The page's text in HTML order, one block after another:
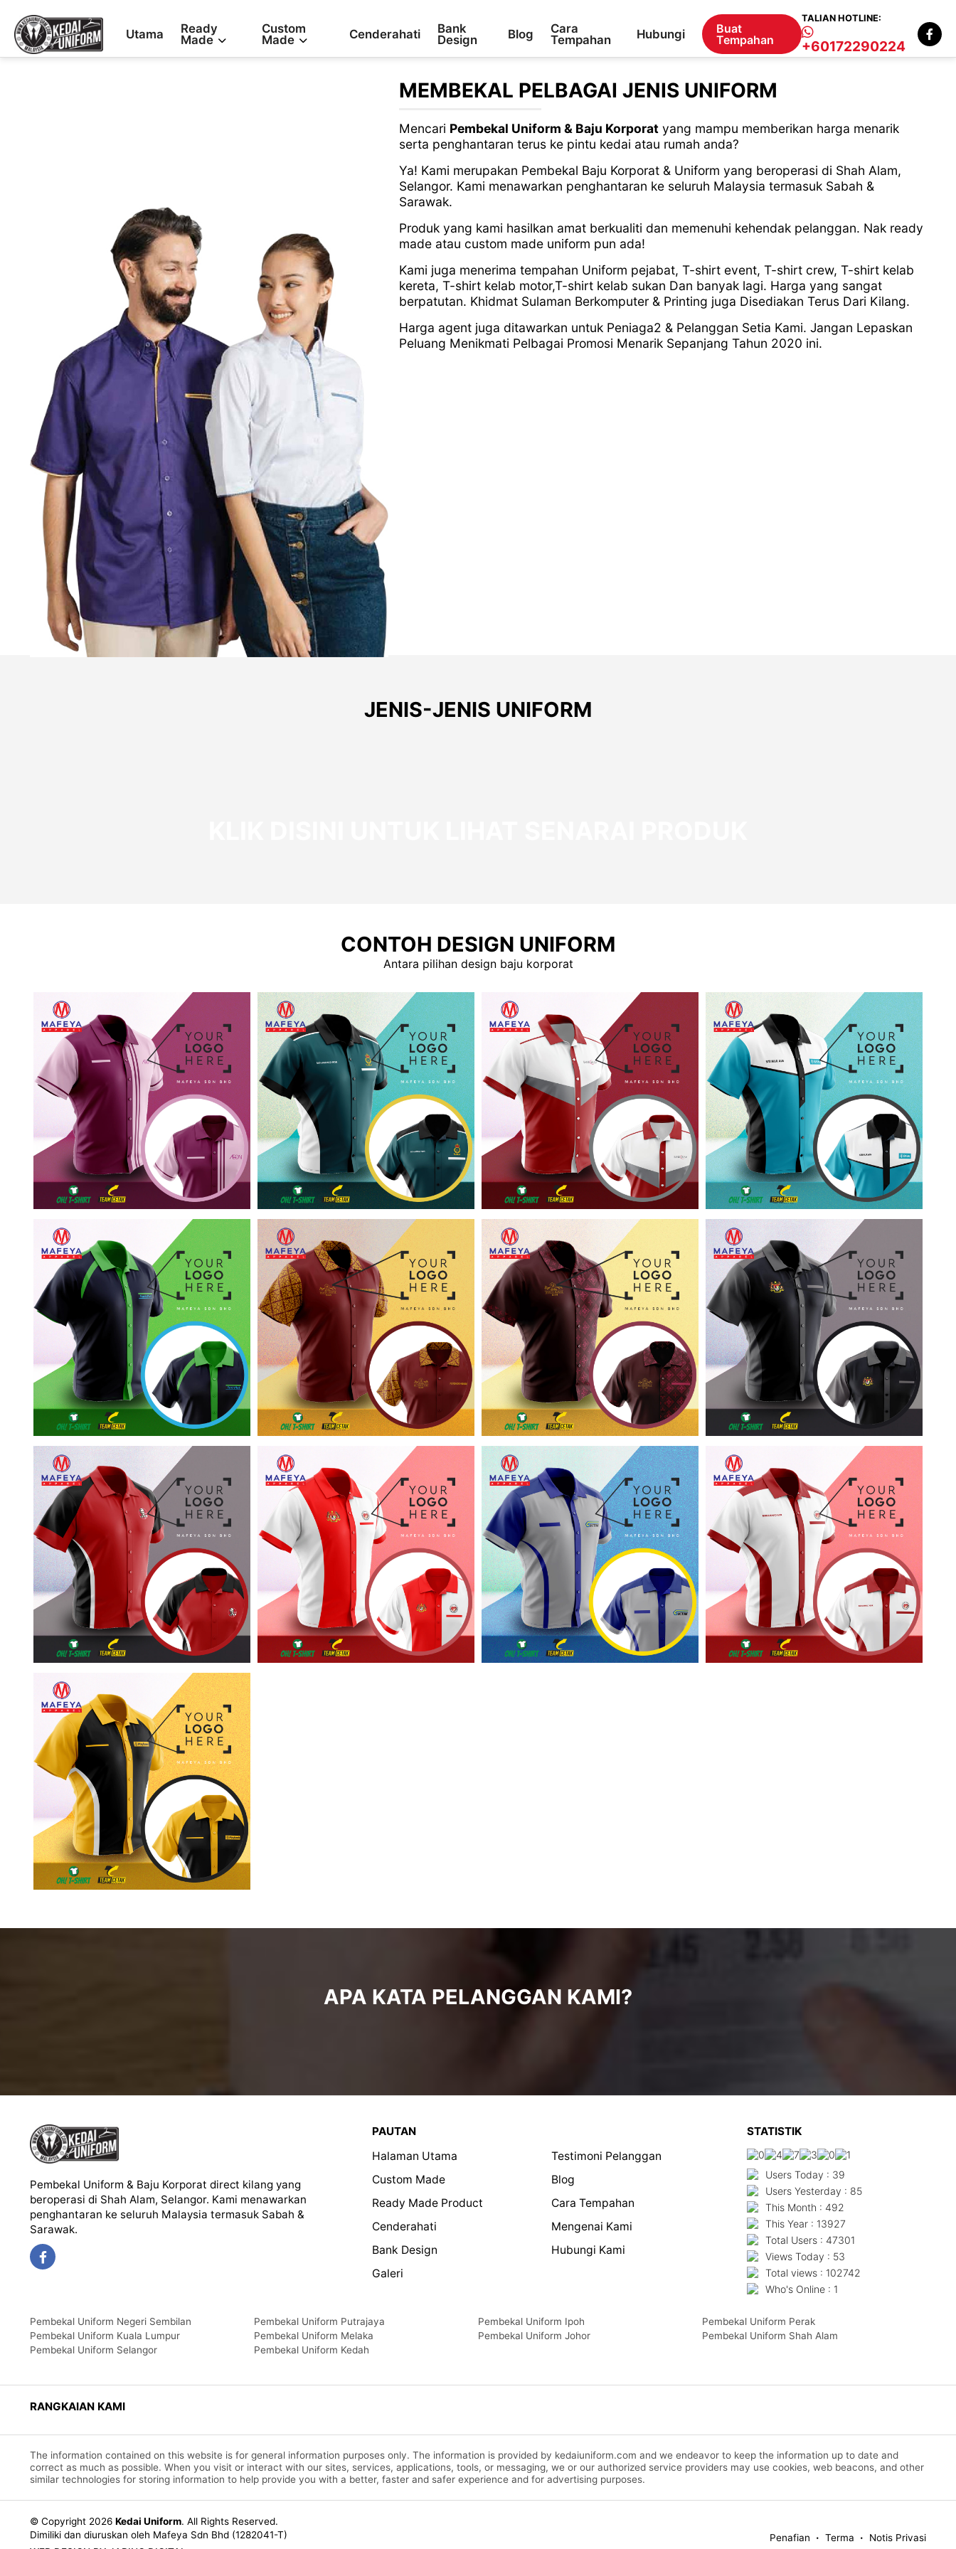
Utama
Ready
Made
Custom
Made
Cenderahati
Bank
Design
Blog
Cara
Tempahan
Hubungi
Buat
Tempahan
TALIAN HOTLINE:
+60172290224
MEMBEKAL PELBAGAI JENIS UNIFORM
Mencari Pembekal Uniform & Baju Korporat yang mampu memberikan harga menarik
serta penghantaran terus ke pintu kedai atau rumah anda?
Ya! Kami merupakan Pembekal Baju Korporat & Uniform yang beroperasi di Shah Alam,
Selangor. Kami menawarkan penghantaran ke seluruh Malaysia termasuk Sabah &
Sarawak.
Produk yang kami hasilkan amat berkualiti dan memenuhi kehendak pelanggan. Nak ready
made atau custom made uniform pun ada!
Kami juga menerima tempahan Uniform pejabat, T-shirt event, T-shirt crew, T-shirt kelab
kereta, T-shirt kelab motor,T-shirt kelab sukan Dan banyak lagi. Harga yang sangat
berpatutan. Khidmat Sulaman Berkomputer & Printing juga Disediakan Terus Dari Kilang.
Harga agent juga ditawarkan untuk Peniaga2 & Pelanggan Setia Kami. Jangan Lepaskan
Peluang Menikmati Pelbagai Promosi Menarik Sepanjang Tahun 2020 ini.
JENIS-JENIS UNIFORM
CONTOH DESIGN UNIFORM
Antara pilihan design baju korporat
APA KATA PELANGGAN KAMI?
Pembekal Uniform & Baju Korporat direct kilang yang
beroperasi di Shah Alam, Selangor. Kami menawarkan
penghantaran ke seluruh Malaysia termasuk Sabah &
Sarawak.
PAUTAN
Halaman Utama
Custom Made
Ready Made Product
Cenderahati
Bank Design
Galeri
Testimoni Pelanggan
Blog
Cara Tempahan
Mengenai Kami
Hubungi Kami
STATISTIK
Users Today : 39
Users Yesterday : 85
This Month : 492
This Year : 13927
Total Users : 47301
Views Today : 53
Total views : 102742
Who's Online : 1
Pembekal Uniform Negeri Sembilan Pembekal Uniform Putrajaya Pembekal Uniform Ipoh
Pembekal Uniform Perak
Pembekal Uniform Kuala Lumpur
Pembekal Uniform Melaka Pembekal Uniform Johor
Pembekal Uniform Shah Alam
Pembekal Uniform Selangor
Pembekal Uniform Kedah
RANGKAIAN KAMI
The information contained on this website is for general information purposes only. The information is provided by kedaiuniform.com and we endeavor to keep the information up to date and
correct as much as possible. When you visit or interact with our sites, services, applications, tools, or messaging, we or our authorized service providers may use cookies, web beacons, and other
similar technologies for storing information to help provide you with a better, faster and safer experience and for advertising purposes.
© Copyright 2026 Kedai Uniform. All Rights Reserved.
Dimiliki dan diuruskan oleh Mafeya Sdn Bhd (1282041-T)
Penafian • Terma • Notis Privasi